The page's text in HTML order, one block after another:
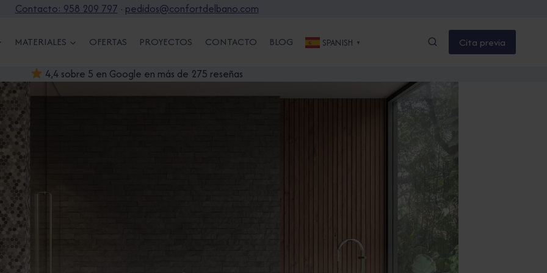
Contacto: 958 209 797 · pedidos@confortdelbano.com
MATERIALES OFERTAS PROYECTOS CONTACTO BLOG SPANISH ▼ Cita previa
4,4 sobre 5 en Google en más de 275 reseñas